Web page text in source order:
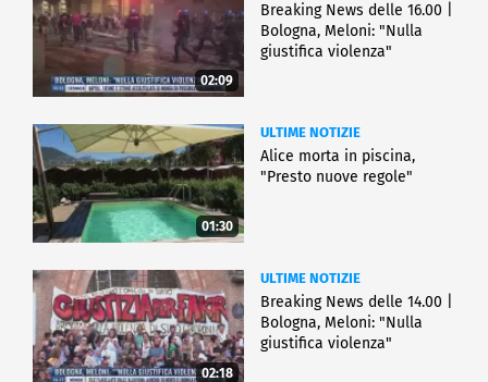
02:09
Breaking News delle 16.00 |
Bologna, Meloni: "Nulla
giustifica violenza"
01:30
ULTIME NOTIZIE
Alice morta in piscina,
"Presto nuove regole"
02:18
ULTIME NOTIZIE
Breaking News delle 14.00 |
Bologna, Meloni: "Nulla
giustifica violenza"